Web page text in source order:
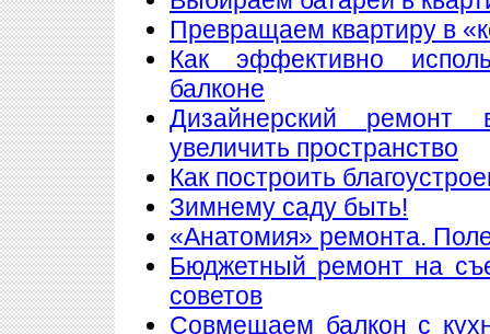
Превращаем квартиру в
Как эффективно
балконе
Дизайнерский
увеличить пространство
Как построить
Зимнему саду быть!
«Анатомия» ремонта.
Бюджетный ремонт на
советов
Совмещаем балкон с